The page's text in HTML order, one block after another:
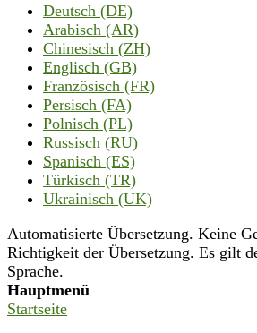
Deutsch (DE)
Arabisch (AR)
Chinesisch (ZH)
Englisch (GB)
Französisch (FR)
Persisch (FA)
Polnisch (PL)
Russisch (RU)
Spanisch (ES)
Türkisch (TR)
Ukrainisch (UK)
Automatisierte Übersetzung. Keine
Richtigkeit der Übersetzung. Es gilt
Sprache.
Hauptmenü
Startseite